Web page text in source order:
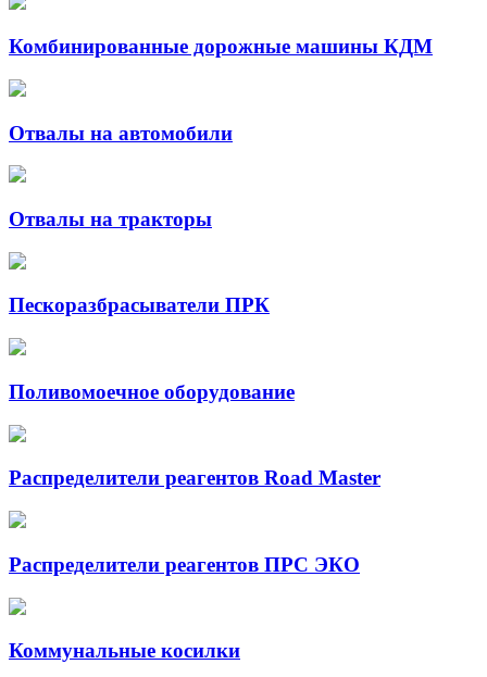
Комбинированные дорожные машины КДМ
Отвалы на автомобили
Отвалы на тракторы
Пескоразбрасыватели ПРК
Поливомоечное оборудование
Распределители реагентов Road Master
Распределители реагентов ПРС ЭКО
Коммунальные косилки